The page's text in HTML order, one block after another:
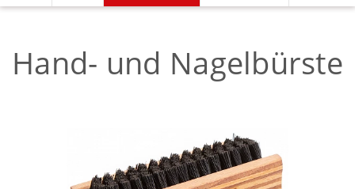
Hand- und Nagelbürste